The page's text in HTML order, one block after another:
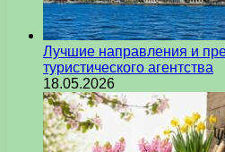
Лучшие направления и
туристического агентства
18.05.2026